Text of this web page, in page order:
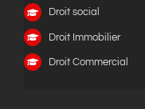
Droit social
Droit Immobilier
Droit Commercial